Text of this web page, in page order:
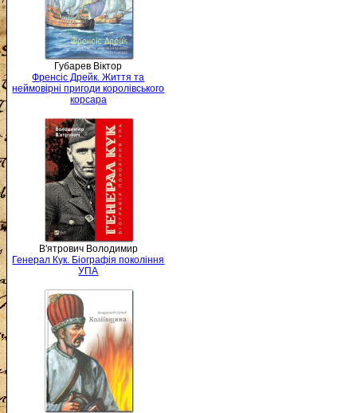
Губарев Віктор
Френсіс Дрейк. Життя та
неймовірні пригоди королівського
корсара
В'ятрович Володимир
Генерал Кук. Біографія покоління
УПА